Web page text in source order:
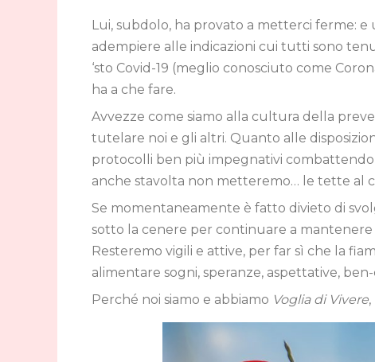
Lui, subdolo, ha provato a metterci ferme: e
adempiere alle indicazioni cui tutti sono
‘sto Covid-19 (meglio conosciuto come
ha a che fare.
Avvezze come siamo alla cultura della
tutelare noi e gli altri. Quanto alle
protocolli ben più impegnativi
anche stavolta non metteremo… le tette al
Se momentaneamente è fatto divieto di
sotto la cenere per continuare a
Resteremo vigili e attive, per far sì che la
alimentare sogni, speranze, aspettative, ben-
Perché noi siamo e abbiamo Voglia di Vivere